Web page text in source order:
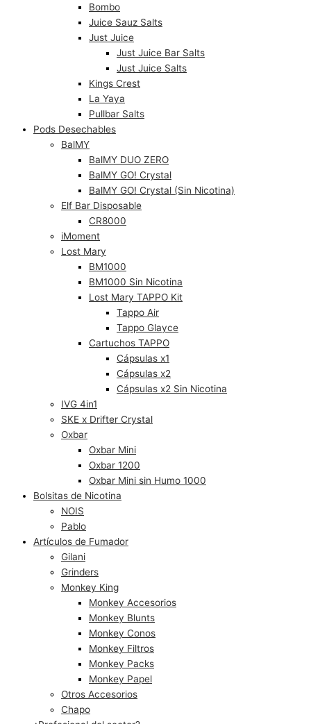
Bombo
Juice Sauz Salts
Just Juice
Just Juice Bar Salts
Just Juice Salts
Kings Crest
La Yaya
Pullbar Salts
Pods Desechables
BalMY
BalMY DUO ZERO
BalMY GO! Crystal
BalMY GO! Crystal (Sin Nicotina)
Elf Bar Disposable
CR8000
iMoment
Lost Mary
BM1000
BM1000 Sin Nicotina
Lost Mary TAPPO Kit
Tappo Air
Tappo Glayce
Cartuchos TAPPO
Cápsulas x1
Cápsulas x2
Cápsulas x2 Sin Nicotina
IVG 4in1
SKE x Drifter Crystal
Oxbar
Oxbar Mini
Oxbar 1200
Oxbar Mini sin Humo 1000
Bolsitas de Nicotina
NOIS
Pablo
Artículos de Fumador
Gilani
Grinders
Monkey King
Monkey Accesorios
Monkey Blunts
Monkey Conos
Monkey Filtros
Monkey Packs
Monkey Papel
Otros Accesorios
Chapo